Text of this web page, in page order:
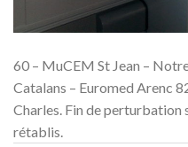
60 – MuCEM St Jean –
Catalans – Euromed Arenc
Charles. Fin de perturbation
rétablis.